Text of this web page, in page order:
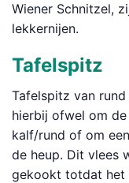
Wiener Schnitzel,
lekkernijen.
Tafelspitz
Tafelspitz van
hierbij ofwel om
kalf/rund of om
de heup. Dit vlees
gekookt totdat het